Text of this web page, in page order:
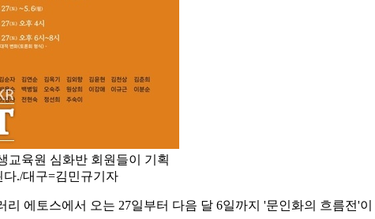
교육원 심화반 회원들이 기획
다./대구=김민규기자
에토스에서 오는 27일부터 다음 달 6일까지 '문인화의 흐름전'